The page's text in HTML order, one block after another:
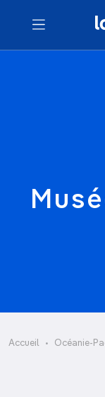
Menu
Accueil Océanie-